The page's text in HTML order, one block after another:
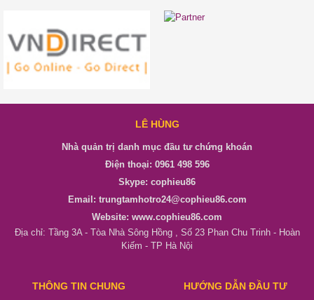
LÊ HÙNG
Nhà quản trị danh mục đầu tư chứng khoán
Điện thoại: 0961 498 596
Skype: cophieu86
Email: trungtamhotro24@cophieu86.com
Website: www.cophieu86.com
Địa chỉ: Tầng 3A - Tòa Nhà Sông Hồng , Số 23 Phan Chu Trinh - Hoàn
Kiếm - TP Hà Nội
THÔNG TIN CHUNG HƯỚNG DẪN ĐẦU TƯ